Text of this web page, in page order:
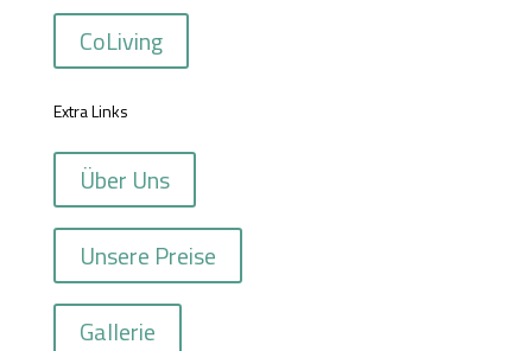
CoLiving
Extra Links
Über Uns
Unsere Preise
Gallerie